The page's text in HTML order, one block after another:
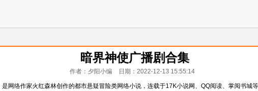
暗界神使广播剧合集
作者：夕阳小编 日期：2022-12-13 15:55:14
网络作家火红森林创作的都市悬疑冒险类网络小说，连载于17K小说网、QQ阅读、掌阅书